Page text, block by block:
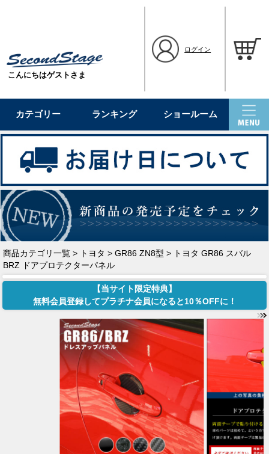
こんにちはゲストさま
ログイン
カテゴリー ランキング ショールーム
商品カテゴリ一覧 > トヨタ > GR86 ZN8型 > トヨタ GR86 スバル
BRZ ドアプロテクターパネル
【当サイト限定特典】
無料会員登録してプラチナ会員になると10％OFFに！